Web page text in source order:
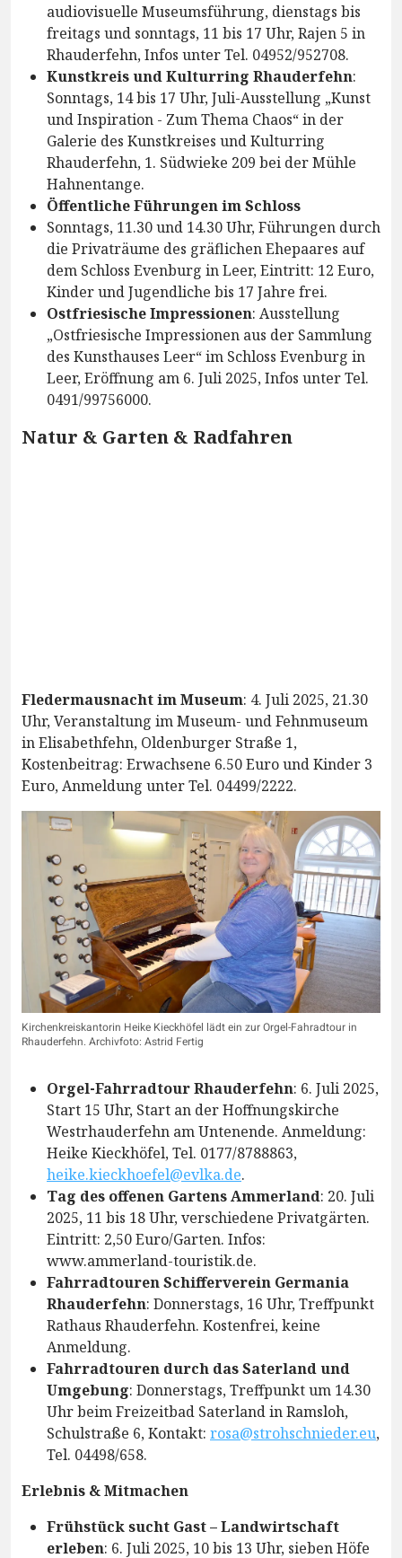
audiovisuelle Museumsführung, dienstags bis
freitags und sonntags, 11 bis 17 Uhr, Rajen 5 in
Rhauderfehn, Infos unter Tel. 04952/952708.
Kunstkreis und Kulturring Rhauderfehn:
Sonntags, 14 bis 17 Uhr, Juli-Ausstellung „Kunst
und Inspiration - Zum Thema Chaos“ in der
Galerie des Kunstkreises und Kulturring
Rhauderfehn, 1. Südwieke 209 bei der Mühle
Hahnentange.
Öffentliche Führungen im Schloss
Sonntags, 11.30 und 14.30 Uhr, Führungen durch
die Privaträume des gräflichen Ehepaares auf
dem Schloss Evenburg in Leer, Eintritt: 12 Euro,
Kinder und Jugendliche bis 17 Jahre frei.
Ostfriesische Impressionen: Ausstellung
„Ostfriesische Impressionen aus der Sammlung
des Kunsthauses Leer“ im Schloss Evenburg in
Leer, Eröffnung am 6. Juli 2025, Infos unter Tel.
0491/99756000.
Natur & Garten & Radfahren
Fledermausnacht im Museum: 4. Juli 2025, 21.30
Uhr, Veranstaltung im Museum- und Fehnmuseum
in Elisabethfehn, Oldenburger Straße 1,
Kostenbeitrag: Erwachsene 6.50 Euro und Kinder 3
Euro, Anmeldung unter Tel. 04499/2222.
Kirchenkreiskantorin Heike Kieckhöfel lädt ein zur Orgel-Fahradtour in
Rhauderfehn. Archivfoto: Astrid Fertig
Orgel-Fahrradtour Rhauderfehn: 6. Juli 2025,
Start 15 Uhr, Start an der Hoffnungskirche
Westrhauderfehn am Untenende. Anmeldung:
Heike Kieckhöfel, Tel. 0177/8788863,
heike.kieckhoefel@evlka.de.
Tag des offenen Gartens Ammerland: 20. Juli
2025, 11 bis 18 Uhr, verschiedene Privatgärten.
Eintritt: 2,50 Euro/Garten. Infos:
www.ammerland-touristik.de.
Fahrradtouren Schifferverein Germania
Rhauderfehn: Donnerstags, 16 Uhr, Treffpunkt
Rathaus Rhauderfehn. Kostenfrei, keine
Anmeldung.
Fahrradtouren durch das Saterland und
Umgebung: Donnerstags, Treffpunkt um 14.30
Uhr beim Freizeitbad Saterland in Ramsloh,
Schulstraße 6, Kontakt: rosa@strohschnieder.eu,
Tel. 04498/658.
Erlebnis & Mitmachen
Frühstück sucht Gast – Landwirtschaft
erleben: 6. Juli 2025, 10 bis 13 Uhr, sieben Höfe